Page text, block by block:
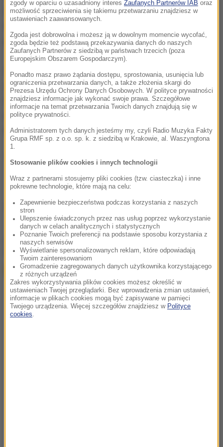
miejsce standardowej pracy pisemnej student
pracę projektową (np. program komputerowy).
Studenci cieszą się ze zmian. "Teraz praca
dyplomowa jest coraz częściej pracą odtwórczą i to
trzeba zmienić. Dlatego jesteśmy za każdą formą,
która wzmaga kreatywność" - mówi Mateusz
Mrozek, przewodniczący Parlamentu Studentów RP.
Źródło: PAP
chcesz widzieć więcej artykułów od RMF24?
dodaj w
Google
zgody w oparciu o uzasadniony interes Zaufanych Partnerów IAB oraz
możliwość sprzeciwienia się takiemu przetwarzaniu znajdziesz w
ustawieniach zaawansowanych.
Zgoda jest dobrowolna i możesz ją w dowolnym momencie wycofać,
zgoda będzie też podstawą przekazywania danych do naszych
Zaufanych Partnerów z siedzibą w państwach trzecich (poza
Europejskim Obszarem Gospodarczym).
Ponadto masz prawo żądania dostępu, sprostowania, usunięcia lub
ograniczenia przetwarzania danych, a także złożenia skargi do
Prezesa Urzędu Ochrony Danych Osobowych. W polityce prywatności
znajdziesz informacje jak wykonać swoje prawa. Szczegółowe
informacje na temat przetwarzania Twoich danych znajdują się w
polityce prywatności.
Administratorem tych danych jesteśmy my, czyli Radio Muzyka Fakty
Grupa RMF sp. z o.o. sp. k. z siedzibą w Krakowie, al. Waszyngtona
1.
Stosowanie plików cookies i innych technologii
Wraz z partnerami stosujemy pliki cookies (tzw. ciasteczka) i inne
pokrewne technologie, które mają na celu:
Zapewnienie bezpieczeństwa podczas korzystania z naszych
stron
Ulepszenie świadczonych przez nas usług poprzez wykorzystanie
danych w celach analitycznych i statystycznych
Poznanie Twoich preferencji na podstawie sposobu korzystania z
naszych serwisów
Wyświetlanie spersonalizowanych reklam, które odpowiadają
Twoim zainteresowaniom
Gromadzenie zagregowanych danych użytkownika korzystającego
z różnych urządzeń
Zakres wykorzystywania plików cookies możesz określić w
ustawieniach Twojej przeglądarki. Bez wprowadzenia zmian ustawień,
informacje w plikach cookies mogą być zapisywane w pamięci
Twojego urządzenia. Więcej szczegółów znajdziesz w Polityce
cookies.